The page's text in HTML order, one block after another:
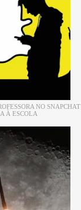
NO SNAPCHAT
À ESCOLA